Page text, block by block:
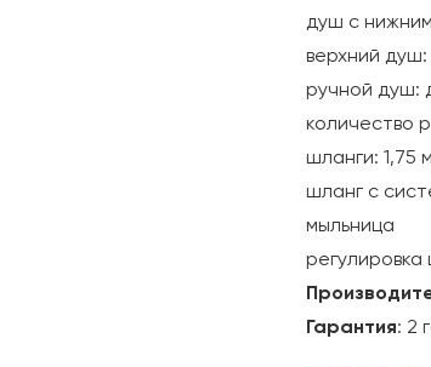
душ с
верхний
ручной душ:
количество
шланги: 1,75
шланг с
мыльница
Гарантия: 2